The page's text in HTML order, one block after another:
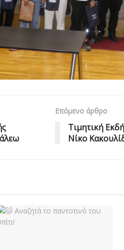
Επόμενο άρθρο
Τιμητική
Νίκο